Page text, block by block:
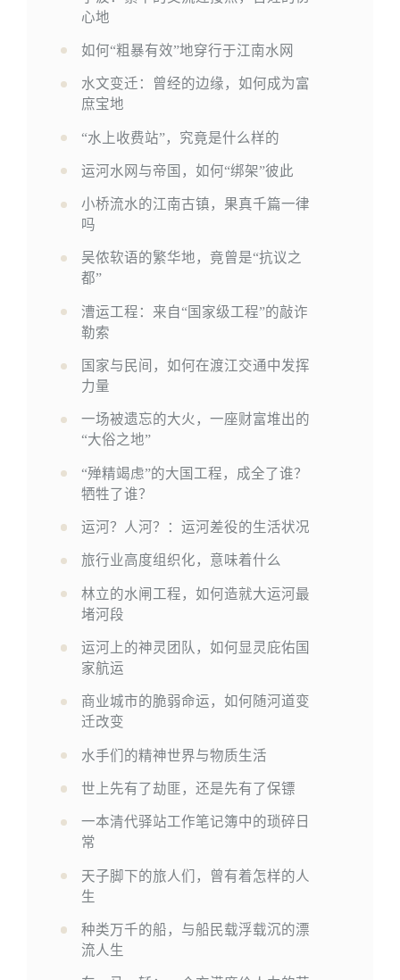
心地
如何“粗暴有效”地穿行于江南水网
水文变迁：曾经的边缘，如何成为富
庶宝地
“水上收费站”，究竟是什么样的
运河水网与帝国，如何“绑架”彼此
小桥流水的江南古镇，果真千篇一律
吗
吴侬软语的繁华地，竟曾是“抗议之
都”
漕运工程：来自“国家级工程”的敲诈
勒索
国家与民间，如何在渡江交通中发挥
力量
一场被遗忘的大火，一座财富堆出的
“大俗之地”
“殚精竭虑”的大国工程，成全了谁？
牺牲了谁？
运河？人河？：运河差役的生活状况
旅行业高度组织化，意味着什么
林立的水闸工程，如何造就大运河最
堵河段
运河上的神灵团队，如何显灵庇佑国
家航运
商业城市的脆弱命运，如何随河道变
迁改变
水手们的精神世界与物质生活
世上先有了劫匪，还是先有了保镖
一本清代驿站工作笔记簿中的琐碎日
常
天子脚下的旅人们，曾有着怎样的人
生
种类万千的船，与船民载浮载沉的漂
流人生